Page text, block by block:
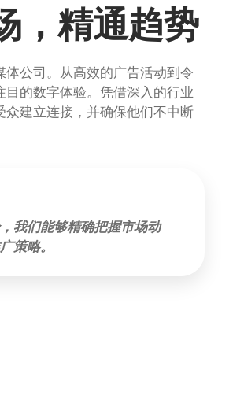
，精通趋势
公司。从高效的广告活动到令
的数字体验。凭借深入的行业
建立连接，并确保他们不中断
我们能够精确把握市场动
策略。